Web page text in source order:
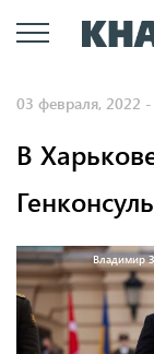
03 февраля, 2022
В
Владимир